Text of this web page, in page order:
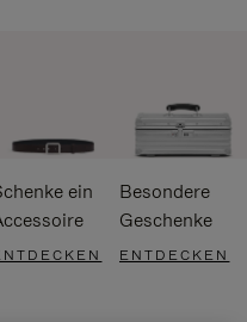
ein
Besondere
Geschenke
ENTDECKEN